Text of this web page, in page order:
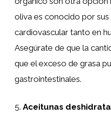
oliva es conocido por
cardiovascular tanto en
Asegúrate de que la
que el exceso de grasa
gastrointestinales.
5. Aceitunas